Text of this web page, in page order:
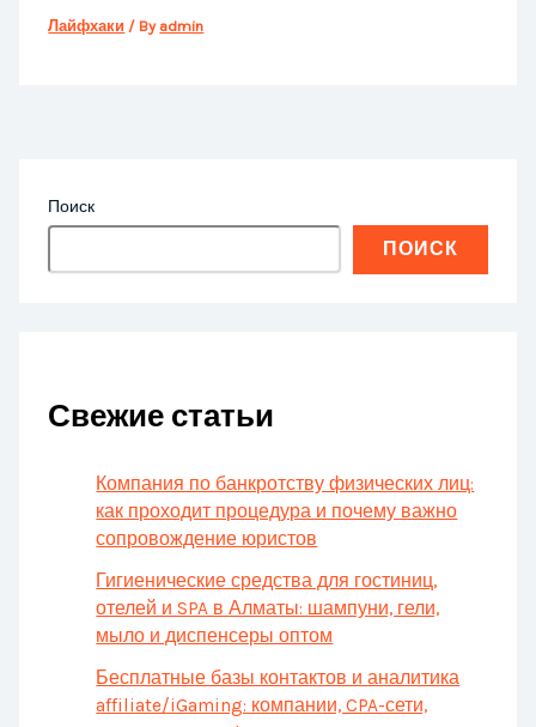
Лайфхаки / By admin
Поиск
ПОИСК
Свежие статьи
Компания по банкротству физических лиц:
как проходит процедура и почему важно
сопровождение юристов
Гигиенические средства для гостиниц,
отелей и SPA в Алматы: шампуни, гели,
мыло и диспенсеры оптом
Бесплатные базы контактов и аналитика
affiliate/iGaming: компании, CPA-сети,